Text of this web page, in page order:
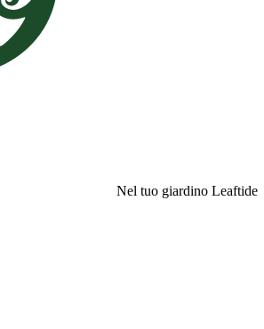
Nel tuo giardino Leaftide